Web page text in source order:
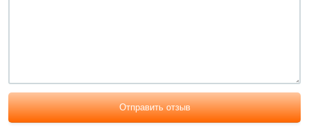
Отправить отзыв